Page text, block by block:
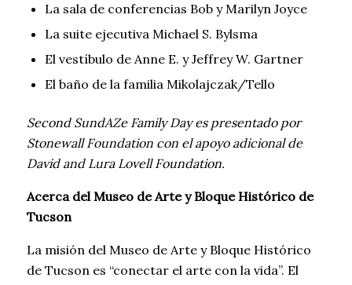
La sala de conferencias Bob y Marilyn Joyce
La suite ejecutiva Michael S. Bylsma
El vestíbulo de Anne E. y Jeffrey W. Gartner
El baño de la familia Mikolajczak/Tello
Second SundAZe Family Day es presentado por
Stonewall Foundation con el apoyo adicional de
David and Lura Lovell Foundation.
Acerca del Museo de Arte y Bloque Histórico de
Tucson
La misión del Museo de Arte y Bloque Histórico
de Tucson es “conectar el arte con la vida”. El